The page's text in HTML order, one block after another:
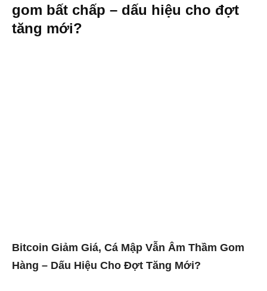
gom bất chấp – dấu hiệu cho đợt
tăng mới?
Bitcoin Giảm Giá, Cá Mập Vẫn Âm Thầm Gom
Hàng – Dấu Hiệu Cho Đợt Tăng Mới?